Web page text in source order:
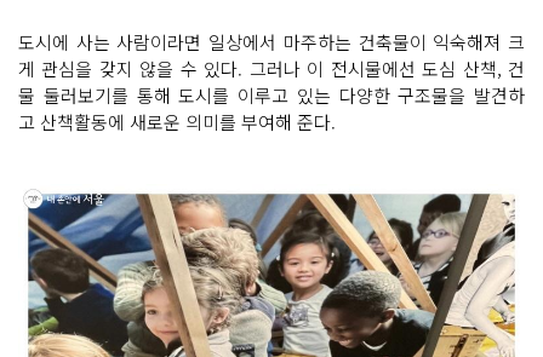
도시에 사는 사람이라면 일상에서 마주하는 건축물이 익숙해져 크
게 관심을 갖지 않을 수 있다. 그러나 이 전시물에선 도심 산책, 건
물 둘러보기를 통해 도시를 이루고 있는 다양한 구조물을 발견하
고 산책활동에 새로운 의미를 부여해 준다.